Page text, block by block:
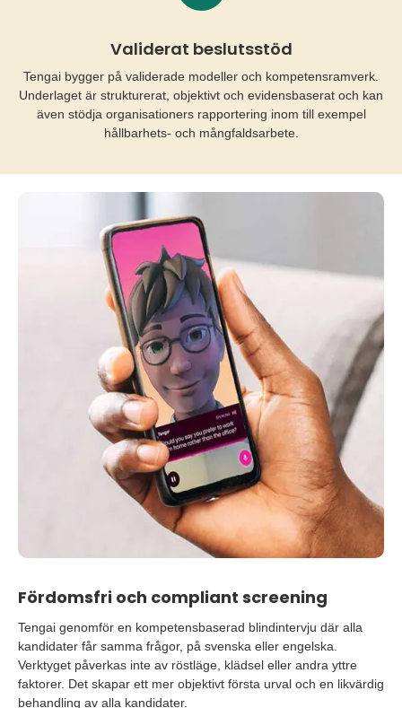
Validerat beslutsstöd
Tengai bygger på validerade modeller och kompetensramverk.
Underlaget är strukturerat, objektivt och evidensbaserat och kan
även stödja organisationers rapportering inom till exempel
hållbarhets- och mångfaldsarbete.
Fördomsfri och compliant screening
Tengai genomför en kompetensbaserad blindintervju där alla
kandidater får samma frågor, på svenska eller engelska.
Verktyget påverkas inte av röstläge, klädsel eller andra yttre
faktorer. Det skapar ett mer objektivt första urval och en likvärdig
behandling av alla kandidater.